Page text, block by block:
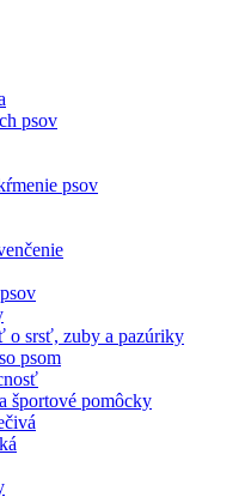
psov
psov
o srsť, zuby a pazúriky
psom
športové pomôcky